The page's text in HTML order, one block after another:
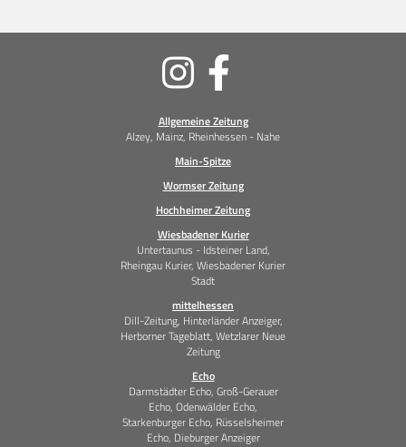
Allgemeine Zeitung
Alzey, Mainz, Rheinhessen - Nahe
Main-Spitze
Wormser Zeitung
Hochheimer Zeitung
Wiesbadener Kurier
Untertaunus - Idsteiner Land,
Rheingau Kurier, Wiesbadener Kurier
Stadt
mittelhessen
Dill-Zeitung, Hinterländer Anzeiger,
Herborner Tageblatt, Wetzlarer Neue
Zeitung
Echo
Darmstädter Echo, Groß-Gerauer
Echo, Odenwälder Echo,
Starkenburger Echo, Rüsselsheimer
Echo, Dieburger Anzeiger
Soziale
Medien